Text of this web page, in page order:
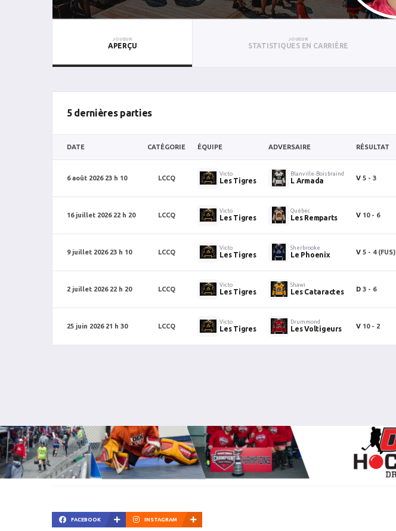
JOUEUR
APERÇU
JOUEUR
STATISTIQUES EN CARRIÈRE
5 dernières parties
DATE CATÉGORIE ÉQUIPE ADVERSAIRE RÉSULTAT
6 août 2026 23 h 10 LCCQ
Victo
Les Tigres
Blanville-Boisbraind
L Armada V 5 - 3
16 juillet 2026 22 h 20 LCCQ
Victo
Les Tigres
Québec
Les Remparts V 10 - 6
9 juillet 2026 23 h 10 LCCQ
Victo
Les Tigres
Sherbrooke
Le Phoenix V 5 - 4 (FUS)
2 juillet 2026 22 h 20 LCCQ
Victo
Les Tigres
Shawi
Les Cataractes D 3 - 6
25 juin 2026 21 h 30 LCCQ
Victo
Les Tigres
Drummond
Les Voltigeurs V 10 - 2
FACEBOOK INSTAGRAM